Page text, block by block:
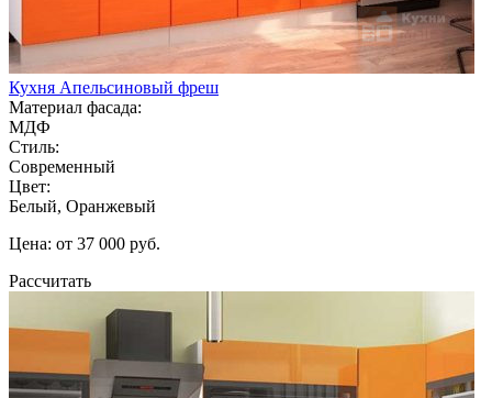
Кухня Апельсиновый фреш
Материал фасада:
МДФ
Стиль:
Современный
Цвет:
Белый, Оранжевый
Цена: от 37 000 руб.
Рассчитать